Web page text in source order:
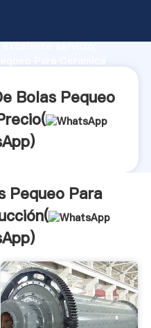
excelente servicio,
Bolas Pequeo
)
Pequeo Para
)